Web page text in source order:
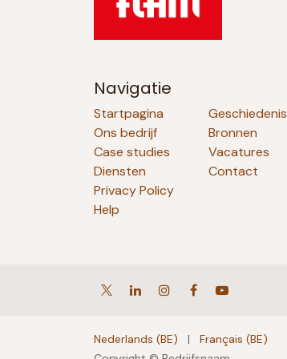
Navigatie
Startpagina
Ons bedrijf
Case studies
Diensten
Privacy Policy
Help
Geschiedenis
Bronnen
Vacatures
Contact
Nederlands (BE) |
Français (BE)